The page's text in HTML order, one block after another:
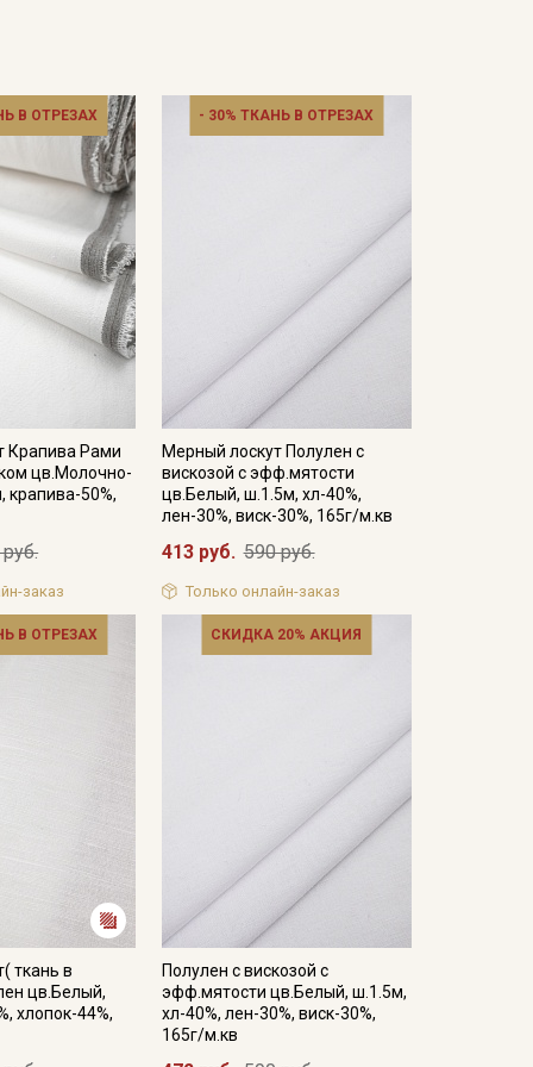
стороны.
в зависимости от настроек вашего монитора и
В ОТРЕЗАХ
Крапива Рами
цв.Молочно-
крапива-50%,
заказ
- 30% ТКАНЬ В ОТРЕЗАХ
Мерный лоскут Полулен с
вискозой с эфф.мятости
цв.Белый, ш.1.5м, хл-40%,
лен-30%, виск-30%, 165г/м.кв
413 руб. 590 руб.
Только онлайн-заказ
В ОТРЕЗАХ
ткань в
цв.Белый,
хлопок-44%,
СКИДКА 20% АКЦИЯ
Полулен с вискозой с
эфф.мятости цв.Белый, ш.1.5м,
хл-40%, лен-30%, виск-30%,
165г/м.кв